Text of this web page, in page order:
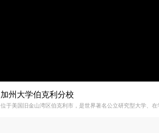
加州大学伯克利分校
位于美国旧金山湾区伯克利市，是世界著名公立研究型大学、